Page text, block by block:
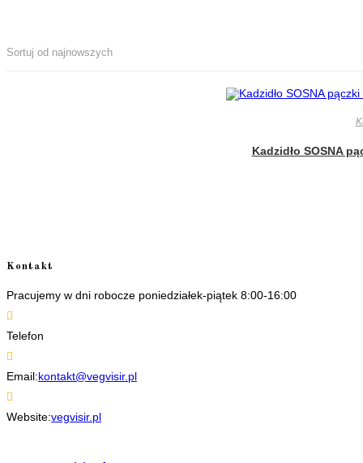
Sortuj od najnowszych
Kadzidło SOSNA
Kontakt
Pracujemy w dni robocze poniedziałek-piątek 8:00-16:00
Telefon
Email:kontakt@vegvisir.plOpens
Website:vegvisir.pl